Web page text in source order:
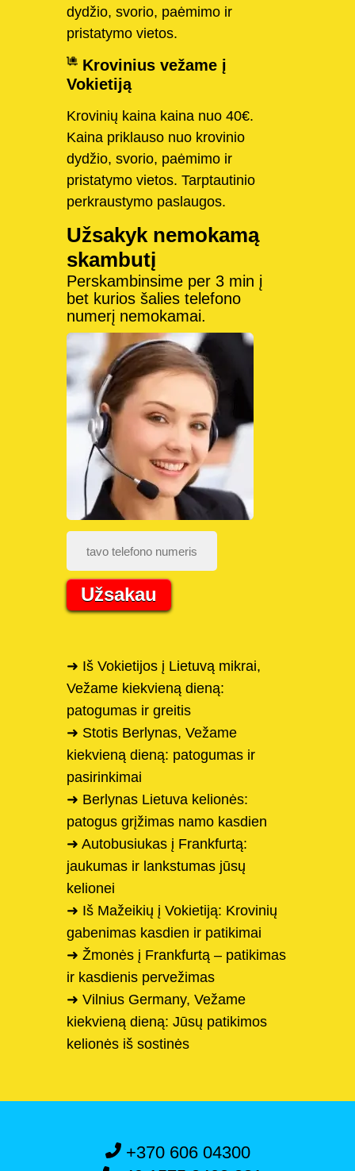
dydžio, svorio, paėmimo ir
pristatymo vietos.
Krovinius vežame į
Vokietiją
Krovinių kaina kaina nuo 40€.
Kaina priklauso nuo krovinio
dydžio, svorio, paėmimo ir
pristatymo vietos. Tarptautinio
perkraustymo paslaugos.
Užsakyk nemokamą
skambutį
Perskambinsime per 3 min į
bet kurios šalies telefono
numerį nemokamai.
Užsakau
➜ Iš Vokietijos į Lietuvą mikrai,
Vežame kiekvieną dieną:
patogumas ir greitis
➜ Stotis Berlynas, Vežame
kiekvieną dieną: patogumas ir
pasirinkimai
➜ Berlynas Lietuva kelionės:
patogus grįžimas namo kasdien
➜ Autobusiukas į Frankfurtą:
jaukumas ir lankstumas jūsų
kelionei
➜ Iš Mažeikių į Vokietiją: Krovinių
gabenimas kasdien ir patikimai
➜ Žmonės į Frankfurtą – patikimas
ir kasdienis pervežimas
➜ Vilnius Germany, Vežame
kiekvieną dieną: Jūsų patikimos
kelionės iš sostinės
+370 606 04300